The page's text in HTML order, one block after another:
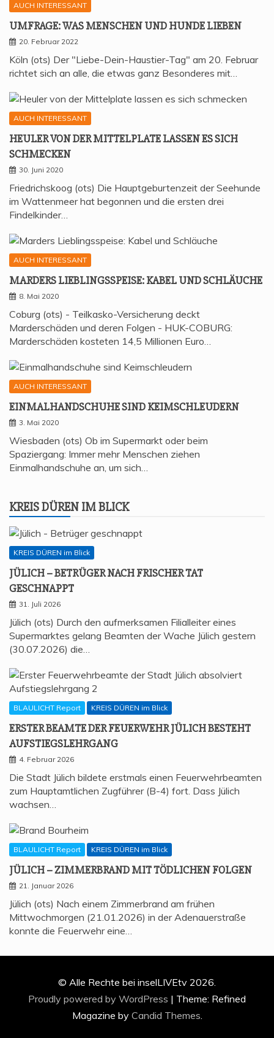
AUCH INTERESSANT
UMFRA­GE: WAS MEN­SCHEN UND HUN­DE LIEBEN
20. Februar 2022
Köln (ots) Der "Liebe-Dein-Haustier-Tag" am 20. Februar
richtet sich an alle, die etwas ganz Besonderes mit…
AUCH INTERESSANT
HEU­LER VON DER MIT­TEL­P­LA­TE LAS­SEN ES SICH
SCHMECKEN
30. Juni 2020
Friedrichskoog (ots) Die Hauptgeburtenzeit der Seehunde
im Wattenmeer hat begonnen und die ersten drei
Findelkinder…
AUCH INTERESSANT
MAR­DERS LIEB­LINGS­SPEI­SE: KABEL UND SCHLÄUCHE
8. Mai 2020
Coburg (ots) - Teilkasko-Versicherung deckt
Marderschäden und deren Folgen - HUK-COBURG:
Marderschäden kosteten 14,5 Millionen Euro…
AUCH INTERESSANT
EIN­MAL­HAND­SCHU­HE SIND KEIMSCHLEUDERN
3. Mai 2020
Wiesbaden (ots) Ob im Supermarkt oder beim
Spaziergang: Immer mehr Menschen ziehen
Einmalhandschuhe an, um sich…
KREIS DÜREN IM BLICK
KREIS DÜREN im Blick
JÜLICH – BETRÜ­GER NACH FRI­SCHER TAT
GESCHNAPPT
31. Juli 2026
Jülich (ots) Durch den aufmerksamen Filialleiter eines
Supermarktes gelang Beamten der Wache Jülich gestern
(30.07.2026) die…
BLAULICHT Report KREIS DÜREN im Blick
ERS­TER BEAM­TE DER FEU­ER­WEHR JÜLICH BESTEHT
AUFSTIEGSLEHRGANG
4. Februar 2026
Die Stadt Jülich bildete erstmals einen Feuerwehrbeamten
zum Hauptamtlichen Zugführer (B-4) fort. Dass Jülich
wachsen…
BLAULICHT Report KREIS DÜREN im Blick
JÜLICH – ZIM­MER­BRAND MIT TÖD­LI­CHEN FOLGEN
21. Januar 2026
Jülich (ots) Nach einem Zimmerbrand am frühen
Mittwochmorgen (21.01.2026) in der Adenauerstraße
konnte die Feuerwehr eine…
© Alle Rechte bei inselLIVEtv 2026.
Proudly powered by WordPress | Theme: Refined
Magazine by Candid Themes.